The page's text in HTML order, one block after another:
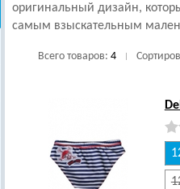
оригинальный дизайн,
самым взыскательным
Всего товаров: 4